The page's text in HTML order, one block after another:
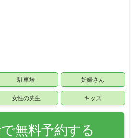
駐車場 妊婦さん
女性の先生 キッズ
無料予約する